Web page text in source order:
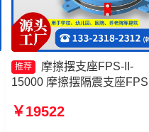
推荐
摩擦摆支座FPS-II-
15000 摩擦摆隔震支座
震支座FPSII-1000-400-
￥19522